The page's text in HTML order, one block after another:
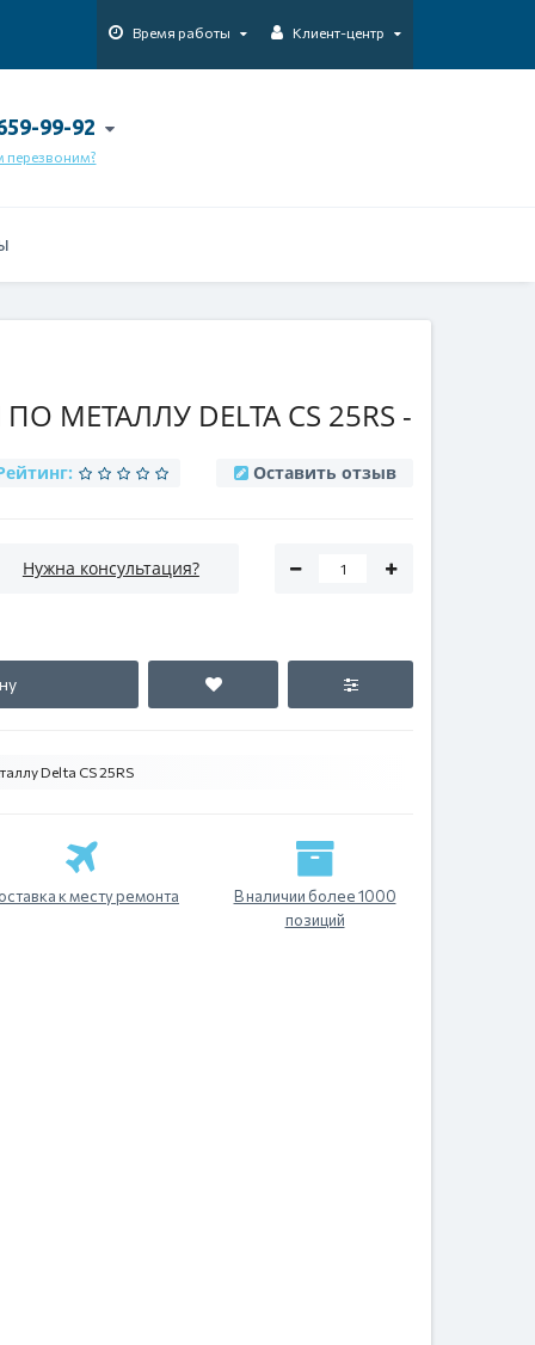
Время работы Клиент-центр
99-92
перезвоним?
МЕТАЛЛУ DELTA CS 25RS -
Оставить отзыв
Нужна консультация?
Delta CS 25RS
к месту ремонта
В наличии более 1000
позиций